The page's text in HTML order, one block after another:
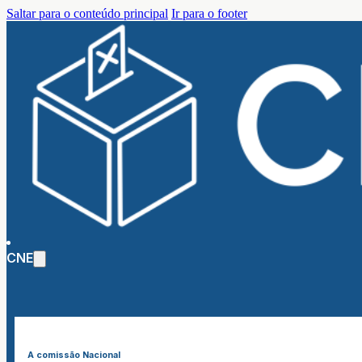
Saltar para o conteúdo principal Ir para o footer
CNE
A comissão Nacional